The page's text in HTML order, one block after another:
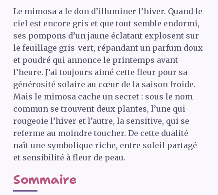
Le mimosa a le don d’illuminer l’hiver. Quand le
ciel est encore gris et que tout semble endormi,
ses pompons d’un jaune éclatant explosent sur
le feuillage gris-vert, répandant un parfum doux
et poudré qui annonce le printemps avant
l’heure. J’ai toujours aimé cette fleur pour sa
générosité solaire au cœur de la saison froide.
Mais le mimosa cache un secret : sous le nom
commun se trouvent deux plantes, l’une qui
rougeoie l’hiver et l’autre, la sensitive, qui se
referme au moindre toucher. De cette dualité
naît une symbolique riche, entre soleil partagé
et sensibilité à fleur de peau.
Sommaire